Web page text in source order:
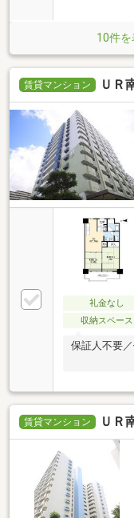
10件を
賃貸マンション ＵＲ
礼金なし
収納スペース
保証人不要
賃貸マンション ＵＲ